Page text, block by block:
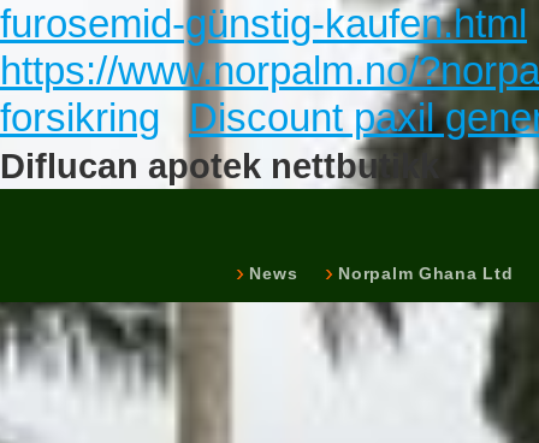
furosemid-günstig-kaufen.html
https://www.norpalm.no/
forsikring
Discount paxil
Diflucan apotek nettbutikk
News Norpalm Ghana Ltd